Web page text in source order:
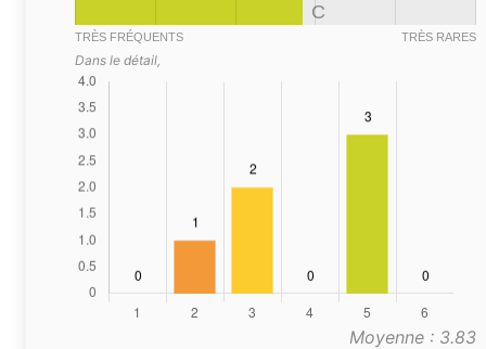
C
TRÈS FRÉQUENTS TRÈS RARES
Dans le détail,
Moyenne : 3.83